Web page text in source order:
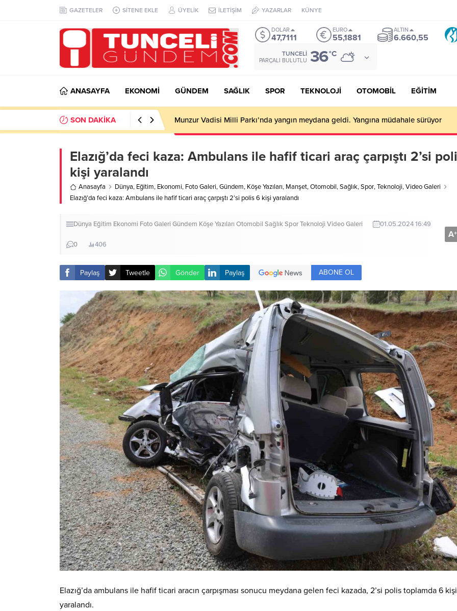
GAZETELER SİTENE EKLE ÜYELİK İLETİŞİM YAZARLAR KÜNYE
DOLAR
47,7111
EURO
55,1881
ALTIN
6.660,55
TUNCELI
PARÇALI BULUTLU 36°C
ANASAYFA EKONOMİ GÜNDEM SAĞLIK SPOR TEKNOLOJİ OTOMOBİL EĞİTİM
SON DAKİKA Elazığ’da dereye düşen 2 yaşındaki çocuk hayatını kaybetti
Elazığ’da feci kaza: Ambulans ile hafif ticari araç çarpıştı 2’si
kişi yaralandı
Anasayfa Dünya, Eğitim, Ekonomi, Foto Galeri,Gündem, Köşe Yazıları, Manşet,Otomobil,Sağlık,Spor,Teknoloji,Video Galeri
Elazığ’da feci kaza: Ambulans ile hafif ticari araç çarpıştı 2’si polis 6 kişi yaralandı
Dünya Eğitim Ekonomi Foto Galeri Gündem Köşe Yazıları Otomobil SağlıkSporTeknoloji Video Galeri 01.05.2024 16:49
0 406
A+
Paylaş Tweetle Gönder Paylaş ABONE OL
Elazığ’da ambulans ile hafif ticari aracın çarpışması sonucu meydana gelen feci kazada, 2’si polis toplamda 6 kişi
yaralandı.